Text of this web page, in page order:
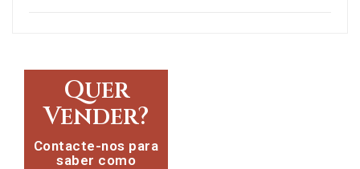
Quer
Vender?
Contacte-nos para
saber como